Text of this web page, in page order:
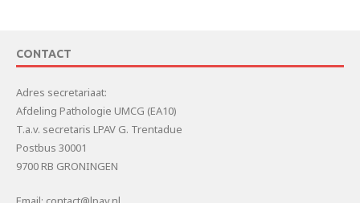
CONTACT
Adres secretariaat:
Afdeling Pathologie UMCG (EA10)
T.a.v. secretaris LPAV G. Trentadue
Postbus 30001
9700 RB GRONINGEN